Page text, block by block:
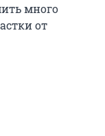
много
от